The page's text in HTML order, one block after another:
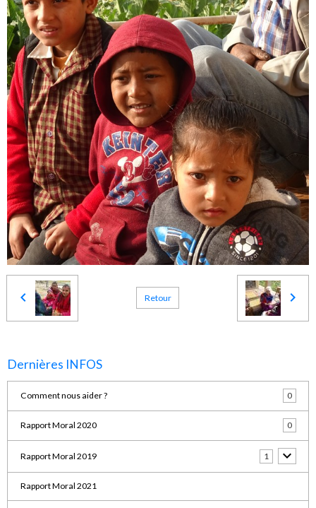
Retour
Dernières INFOS
Comment nous aider ? 0
Rapport Moral 2020 0
Rapport Moral 2019 1
Rapport Moral 2021